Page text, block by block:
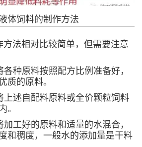
体饲料的制作方法
方法相对比较简单，但需要注意
种原料按照配方比例准备好，
质的原料。
上述自配料原料或全价颗粒饲料
。
工好的原料和适量的水混合，
和稠度，一般水的添加量是干料